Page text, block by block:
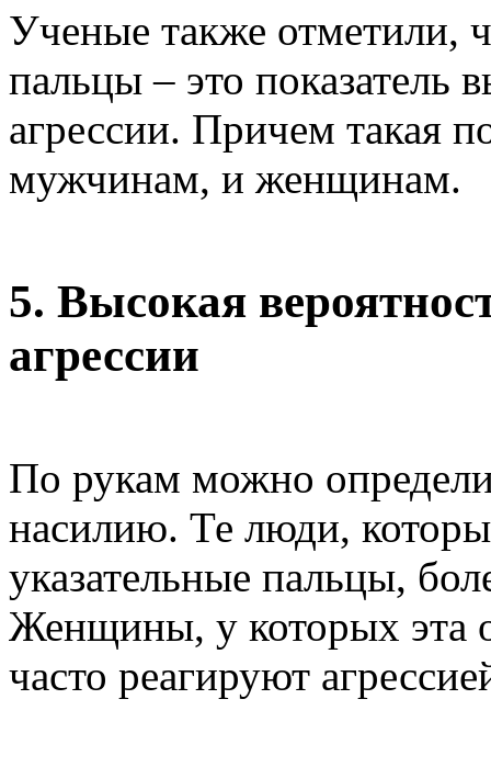
Ученые также отметили,
пальцы – это показатель
агрессии. Причем такая
мужчинам, и женщинам.
5. Высокая
агрессии
По рукам можно
насилию. Те люди,
указательные пальцы,
Женщины, у которых эта
часто реагируют